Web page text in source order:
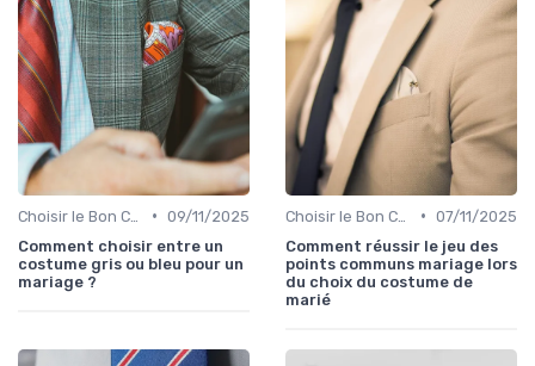
• 09/11/2025
Comment choisir entre un
costume gris ou bleu pour un
mariage ?
• 07/11/2025
Comment réussir le jeu des
points communs mariage lors
du choix du costume de
marié